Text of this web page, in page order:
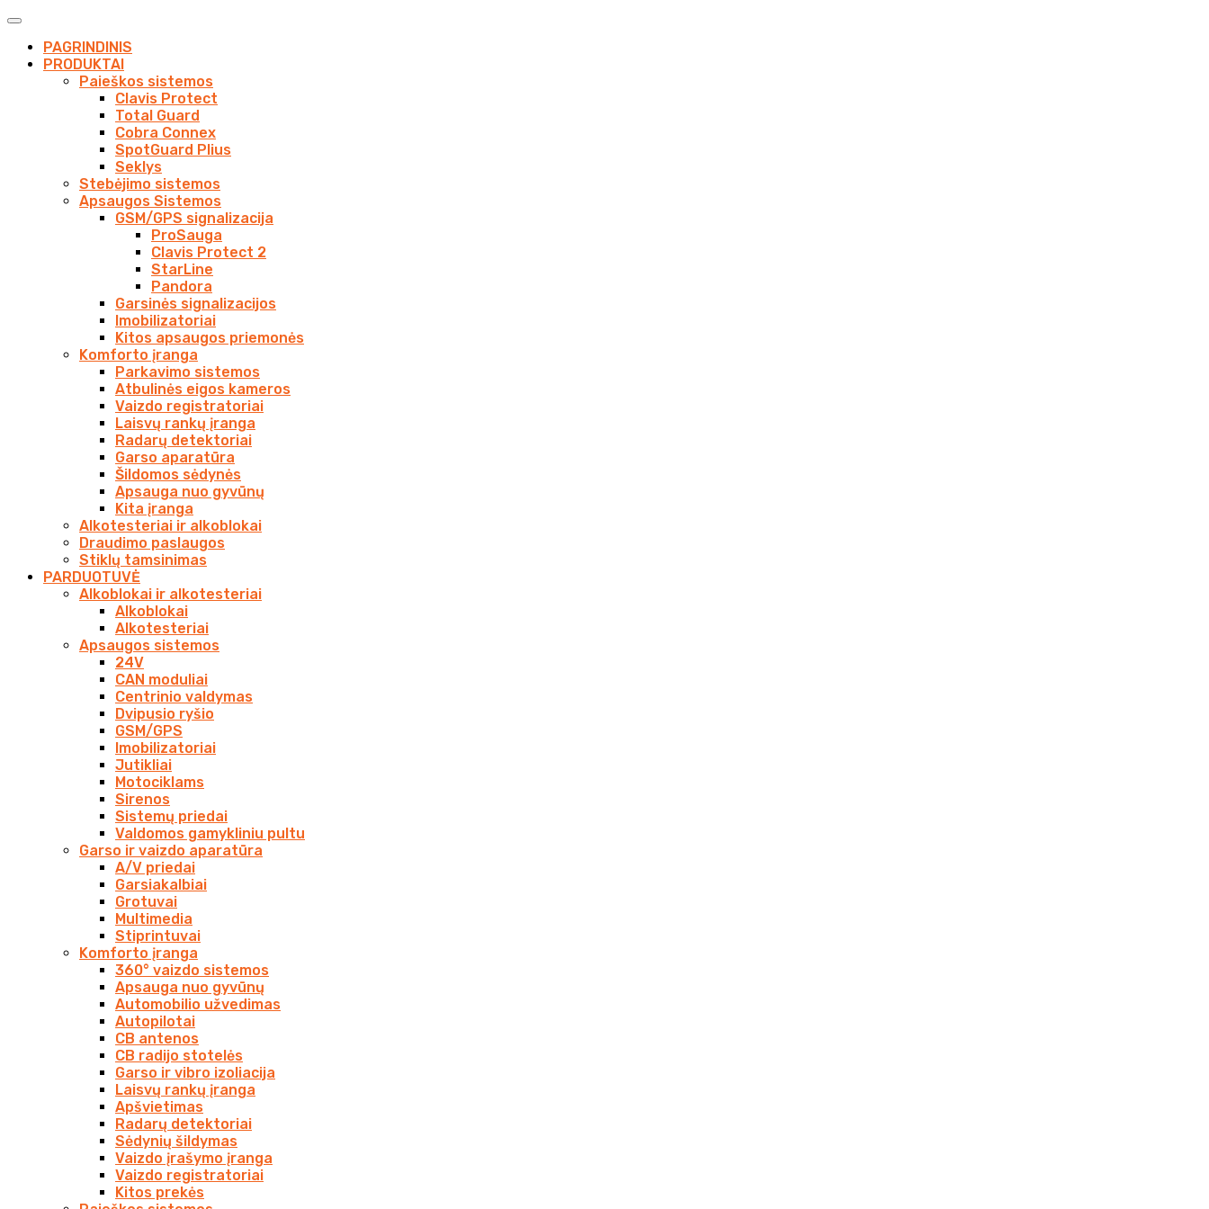
PAGRINDINIS
PRODUKTAI
Paieškos sistemos
Clavis Protect
Total Guard
Cobra Connex
SpotGuard Plius
Seklys
Stebėjimo sistemos
Apsaugos Sistemos
GSM/GPS signalizacija
ProSauga
Clavis Protect 2
StarLine
Pandora
Garsinės signalizacijos
Imobilizatoriai
Kitos apsaugos priemonės
Komforto įranga
Parkavimo sistemos
Atbulinės eigos kameros
Vaizdo registratoriai
Laisvų rankų įranga
Radarų detektoriai
Garso aparatūra
Šildomos sėdynės
Apsauga nuo gyvūnų
Kita įranga
Alkotesteriai ir alkoblokai
Draudimo paslaugos
Stiklų tamsinimas
PARDUOTUVĖ
Alkoblokai ir alkotesteriai
Alkoblokai
Alkotesteriai
Apsaugos sistemos
24V
CAN moduliai
Centrinio valdymas
Dvipusio ryšio
GSM/GPS
Imobilizatoriai
Jutikliai
Motociklams
Sirenos
Sistemų priedai
Valdomos gamykliniu pultu
Garso ir vaizdo aparatūra
A/V priedai
Garsiakalbiai
Grotuvai
Multimedia
Stiprintuvai
Komforto įranga
360° vaizdo sistemos
Apsauga nuo gyvūnų
Automobilio užvedimas
Autopilotai
CB antenos
CB radijo stotelės
Garso ir vibro izoliacija
Laisvų rankų įranga
Apšvietimas
Radarų detektoriai
Sėdynių šildymas
Vaizdo įrašymo įranga
Vaizdo registratoriai
Kitos prekės